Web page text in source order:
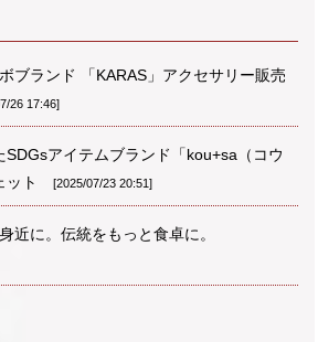
ブランド 「KARAS」アクセサリー販売
26 17:46
アイテムブランド「kou+sa（コウ
ット
2025/07/23 20:51
近に。伝統をもっと食卓に。